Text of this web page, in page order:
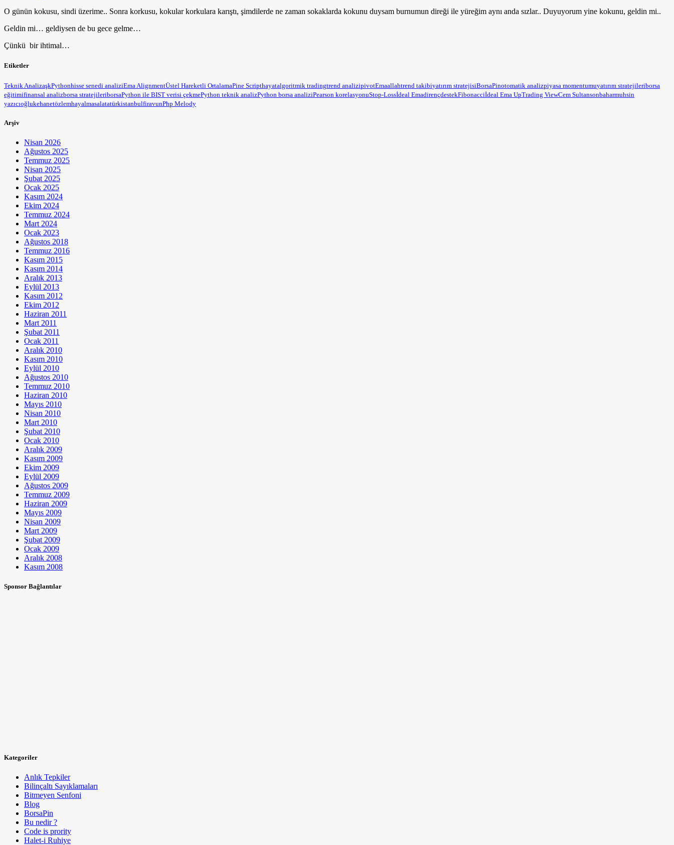
O günün kokusu, sindi üzerime.. Sonra korkusu, kokular korkulara karıştı, şimdilerde ne zaman sokaklarda kokunu duysam burnumun direği ile yüreğim aynı anda sızlar.. Duyuyorum yine kokunu, geldin mi..
Geldin mi… geldiysen de bu gece gelme…
Çünkü bir ihtimal…
Etiketler
Teknik AnalizaşkPythonhisse senedi analiziEma AlignmentÜstel Hareketli OrtalamaPine Scripthayatalgoritmik tradingtrend analizipivotEmaallahtrend takibiyatırım stratejisiBorsaPinotomatik analizpiyasa momentumuyatırım stratejileriborsa
eğitimifinansal analizborsa stratejileriborsaPython ile BIST verisi çekmePython teknik analizPython borsa analiziPearson korelasyonuStop-Lossİdeal EmadirençdestekFibonacciİdeal Ema UpTrading ViewCem Sultansonbaharmuhsin
yazıcıoğlukehanetözlemhayalmasalatatürkistanbulfiravunPhp Melody
Arşiv
Nisan 2026
Ağustos 2025
Temmuz 2025
Nisan 2025
Şubat 2025
Ocak 2025
Kasım 2024
Ekim 2024
Temmuz 2024
Mart 2024
Ocak 2023
Ağustos 2018
Temmuz 2016
Kasım 2015
Kasım 2014
Aralık 2013
Eylül 2013
Kasım 2012
Ekim 2012
Haziran 2011
Mart 2011
Şubat 2011
Ocak 2011
Aralık 2010
Kasım 2010
Eylül 2010
Ağustos 2010
Temmuz 2010
Haziran 2010
Mayıs 2010
Nisan 2010
Mart 2010
Şubat 2010
Ocak 2010
Aralık 2009
Kasım 2009
Ekim 2009
Eylül 2009
Ağustos 2009
Temmuz 2009
Haziran 2009
Mayıs 2009
Nisan 2009
Mart 2009
Şubat 2009
Ocak 2009
Aralık 2008
Kasım 2008
Sponsor Bağlantılar
Kategoriler
Anlık Tepkiler
Bilinçaltı Sayıklamaları
Bitmeyen Senfoni
Blog
BorsaPin
Bu nedir ?
Code is prority
Halet-i Ruhiye